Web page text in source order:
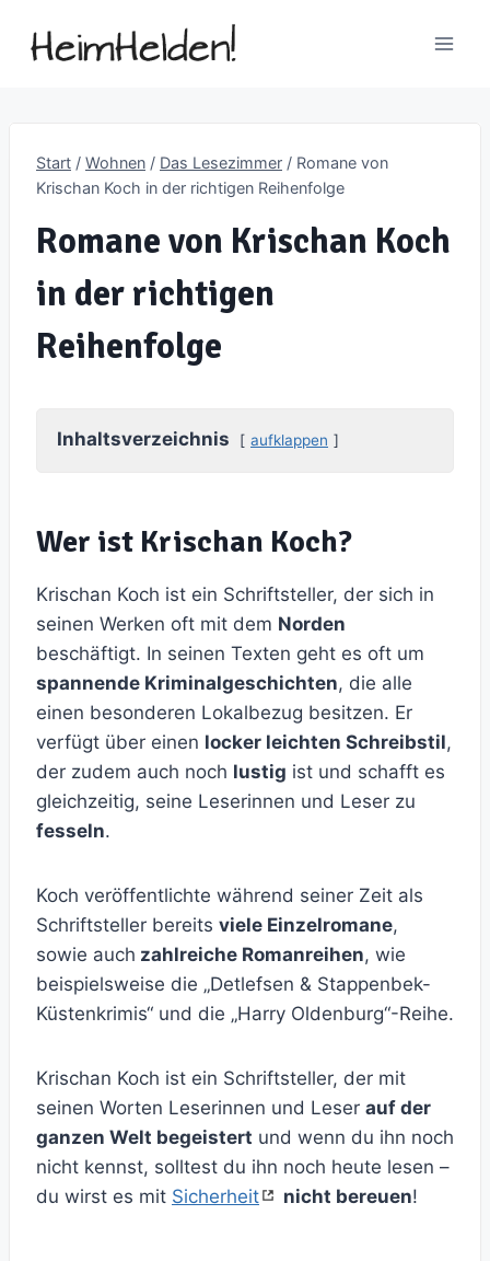
Inhalt
Start / Wohnen / Das Lesezimmer / Romane von
Krischan Koch in der richtigen Reihenfolge
Romane von Krischan Koch
in der richtigen
Reihenfolge
Inhaltsverzeichnis aufklappen
Wer ist Krischan Koch?
Krischan Koch ist ein Schriftsteller, der sich in
seinen Werken oft mit dem Norden
beschäftigt. In seinen Texten geht es oft um
spannende Kriminalgeschichten, die alle
einen besonderen Lokalbezug besitzen. Er
verfügt über einen locker leichten Schreibstil,
der zudem auch noch lustig ist und schafft es
gleichzeitig, seine Leserinnen und Leser zu
fesseln.
Koch veröffentlichte während seiner Zeit als
Schriftsteller bereits viele Einzelromane,
sowie auch zahlreiche Romanreihen, wie
beispielsweise die „Detlefsen & Stappenbek-
Küstenkrimis“ und die „Harry Oldenburg“-Reihe.
Krischan Koch ist ein Schriftsteller, der mit
seinen Worten Leserinnen und Leser auf der
ganzen Welt begeistert und wenn du ihn noch
nicht kennst, solltest du ihn noch heute lesen –
du wirst es mit Sicherheit nicht bereuen!